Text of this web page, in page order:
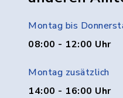
Montag bis
08:00 - 12:00 Uhr
Montag zusätzlich
14:00 - 16:00 Uhr